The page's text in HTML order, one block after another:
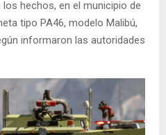
hechos, en el municipio de
tipo PA46, modelo Malibú,
informaron las autoridades